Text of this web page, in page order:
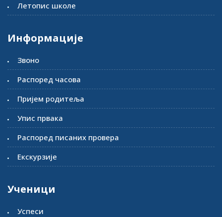
Летопис школе
Информације
Звоно
Распоред часова
Пријем родитеља
Упис првака
Распоред писаних провера
Екскурзије
Ученици
Успеси